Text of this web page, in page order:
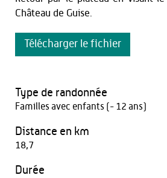
Château de Guise.
Télécharger le fichier
Type de randonnée
Familles avec enfants (- 12 ans)
Distance en km
18,7
Durée